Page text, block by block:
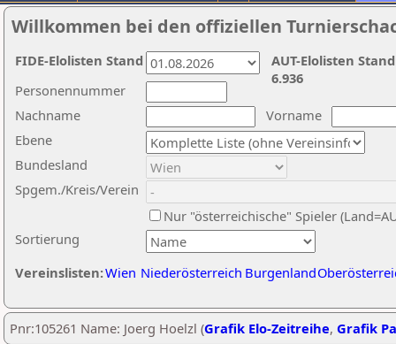
Willkommen bei den offiziellen
Nachname
Vorname
Ebene
Sortierung
Personennummer
Bundesland
Spgem./Kreis/Verein
Nur "österreichische" Spieler
Vereinslisten:Wien Niederösterreich Burgenland
AUT-Elolisten
6.936
FIDE-Elolisten Stand
Pnr:105261 Name: Joerg Hoelzl (Grafik Elo-Zeitreihe, Grafik